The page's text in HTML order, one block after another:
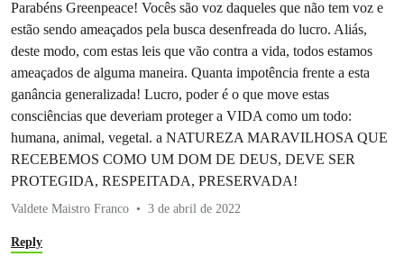
Parabéns Greenpeace! Vocês são voz daqueles que não tem voz e
estão sendo ameaçados pela busca desenfreada do lucro. Aliás,
deste modo, com estas leis que vão contra a vida, todos estamos
ameaçados de alguma maneira. Quanta impotência frente a esta
ganância generalizada! Lucro, poder é o que move estas
consciências que deveriam proteger a VIDA como um todo:
humana, animal, vegetal. a NATUREZA MARAVILHOSA QUE
RECEBEMOS COMO UM DOM DE DEUS, DEVE SER
PROTEGIDA, RESPEITADA, PRESERVADA!
Valdete Maistro Franco 3 de abril de 2022
Reply